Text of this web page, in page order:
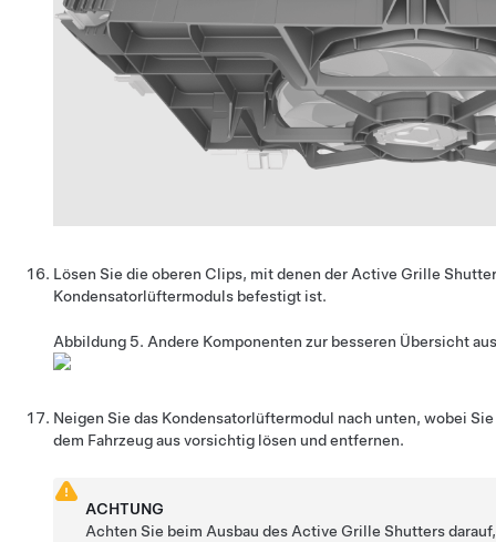
Lösen Sie die oberen Clips, mit denen der Active Grille
Kondensatorlüftermoduls befestigt ist.
Abbildung 5. Andere Komponenten zur besseren Übersicht
Neigen Sie das Kondensatorlüftermodul nach unten, wobei
dem Fahrzeug aus vorsichtig lösen und entfernen.
ACHTUNG
Achten Sie beim Ausbau des Active Grille Shutters